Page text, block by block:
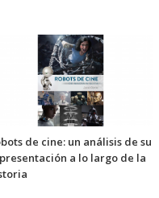
de cine: un análisis de su
a lo largo de la